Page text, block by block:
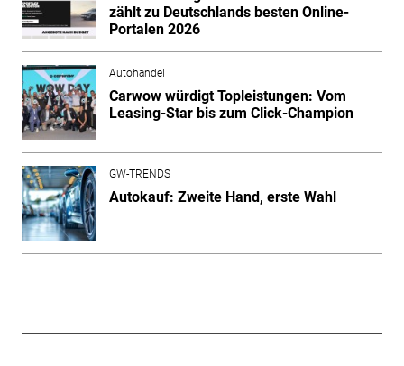
zählt zu Deutschlands besten Online-
Portalen 2026
Autohandel
Carwow würdigt Topleistungen: Vom
Leasing-Star bis zum Click-Champion
GW-TRENDS
Autokauf: Zweite Hand, erste Wahl